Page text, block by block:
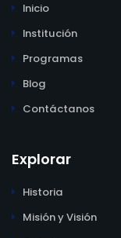
Inicio
Institución
Programas
Blog
Contáctanos
Explorar
Historia
Misión y Visión